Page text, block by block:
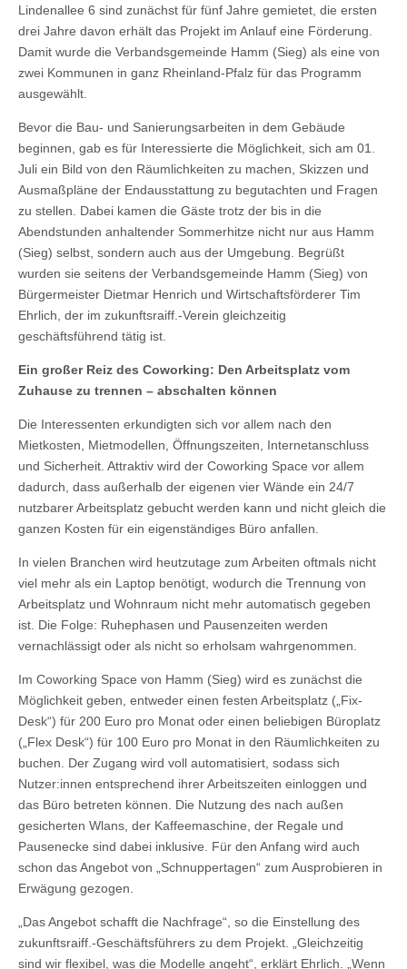
Lindenallee 6 sind zunächst für fünf Jahre gemietet, die ersten
drei Jahre davon erhält das Projekt im Anlauf eine Förderung.
Damit wurde die Verbandsgemeinde Hamm (Sieg) als eine von
zwei Kommunen in ganz Rheinland-Pfalz für das Programm
ausgewählt.
Bevor die Bau- und Sanierungsarbeiten in dem Gebäude
beginnen, gab es für Interessierte die Möglichkeit, sich am 01.
Juli ein Bild von den Räumlichkeiten zu machen, Skizzen und
Ausmaßpläne der Endausstattung zu begutachten und Fragen
zu stellen. Dabei kamen die Gäste trotz der bis in die
Abendstunden anhaltender Sommerhitze nicht nur aus Hamm
(Sieg) selbst, sondern auch aus der Umgebung. Begrüßt
wurden sie seitens der Verbandsgemeinde Hamm (Sieg) von
Bürgermeister Dietmar Henrich und Wirtschaftsförderer Tim
Ehrlich, der im zukunftsraiff.-Verein gleichzeitig
geschäftsführend tätig ist.
Ein großer Reiz des Coworking: Den Arbeitsplatz vom
Zuhause zu trennen – abschalten können
Die Interessenten erkundigten sich vor allem nach den
Mietkosten, Mietmodellen, Öffnungszeiten, Internetanschluss
und Sicherheit. Attraktiv wird der Coworking Space vor allem
dadurch, dass außerhalb der eigenen vier Wände ein 24/7
nutzbarer Arbeitsplatz gebucht werden kann und nicht gleich die
ganzen Kosten für ein eigenständiges Büro anfallen.
In vielen Branchen wird heutzutage zum Arbeiten oftmals nicht
viel mehr als ein Laptop benötigt, wodurch die Trennung von
Arbeitsplatz und Wohnraum nicht mehr automatisch gegeben
ist. Die Folge: Ruhephasen und Pausenzeiten werden
vernachlässigt oder als nicht so erholsam wahrgenommen.
Im Coworking Space von Hamm (Sieg) wird es zunächst die
Möglichkeit geben, entweder einen festen Arbeitsplatz („Fix-
Desk“) für 200 Euro pro Monat oder einen beliebigen Büroplatz
(„Flex Desk“) für 100 Euro pro Monat in den Räumlichkeiten zu
buchen. Der Zugang wird voll automatisiert, sodass sich
Nutzer:innen entsprechend ihrer Arbeitszeiten einloggen und
das Büro betreten können. Die Nutzung des nach außen
gesicherten Wlans, der Kaffeemaschine, der Regale und
Pausenecke sind dabei inklusive. Für den Anfang wird auch
schon das Angebot von „Schnuppertagen“ zum Ausprobieren in
Erwägung gezogen.
„Das Angebot schafft die Nachfrage“, so die Einstellung des
zukunftsraiff.-Geschäftsführers zu dem Projekt. „Gleichzeitig
sind wir flexibel, was die Modelle angeht“, erklärt Ehrlich. „Wenn